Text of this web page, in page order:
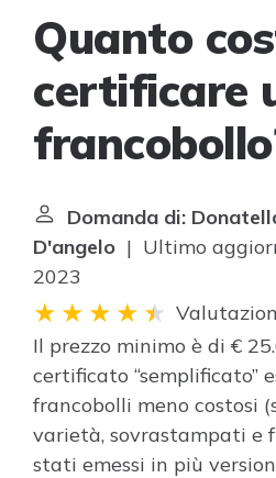
Quanto
certificare
Domanda di:
D'angelo | Ultimo
2023
Il prezzo minimo è di €
certificato “semplificato”
francobolli meno costosi
varietà, sovrastampati e
stati emessi in più